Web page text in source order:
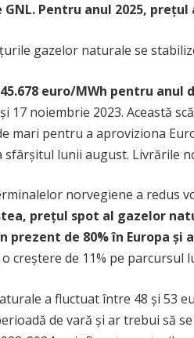
Pentru anul 2025,
gazelor naturale se
euro/MWh pentru anul
17 noiembrie 2023. Această
mari pentru a aproviziona
sfârșitul lunii august. Livrările
norvegiene a redus
prețul spot al gazelor
prezent de 80% în Europa
creștere de 11% pe parcursul
a fluctuat între 48 și 53
de vară și ar trebui să